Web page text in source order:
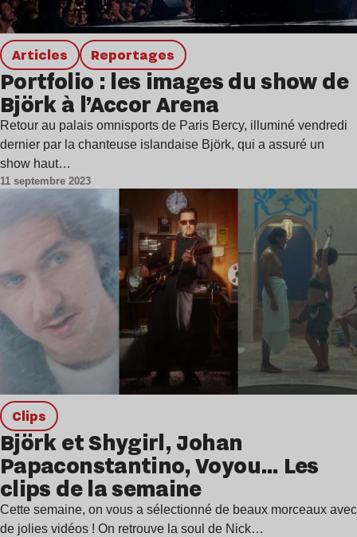
Articles Reportages
Portfolio : les images du show de
Björk à l’Accor Arena
Retour au palais omnisports de Paris Bercy, illuminé vendredi
dernier par la chanteuse islandaise Björk, qui a assuré un
show haut…
11 septembre 2023
clips
Björk et Shygirl, Johan
Papaconstantino, Voyou… Les
clips de la semaine
Cette semaine, on vous a sélectionné de beaux morceaux avec
de jolies vidéos ! On retrouve la soul de Nick…